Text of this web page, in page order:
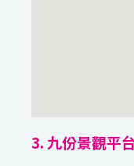
3. 九份景觀平